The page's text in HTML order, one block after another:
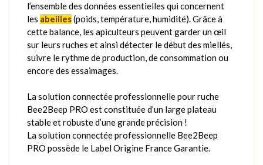
l’ensemble des données essentielles qui concernent
les abeilles(poids, température, humidité). Grâce à
cette balance, les apiculteurs peuvent garder un œil
sur leurs ruches et ainsi détecter le début des miellés,
suivre le rythme de production, de consommation ou
encore des essaimages.
La solution connectée professionnelle pour ruche
Bee2Beep PRO est constituée d’un large plateau
stable et robuste d’une grande précision !
La solution connectée professionnelle Bee2Beep
PRO possède le Label Origine France Garantie.